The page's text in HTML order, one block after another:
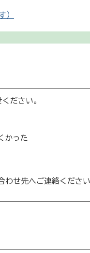
）
ださい。
かった
わせ先へご連絡くださ